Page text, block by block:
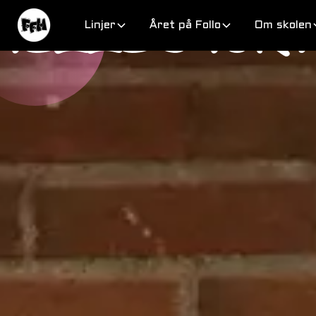
Hopp over navigering
Linjer Året på Follo Om skolen
FELLES FOR